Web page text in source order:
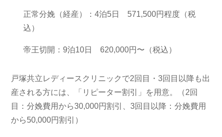
正常分娩（経産）：4泊5日 571,500円程度（税
込）
帝王切開：9泊10日 620,000円〜（税込）
戸塚共立レディースクリニックで2回目・3回目以降も出
産される方には、「リピーター割引」を用意。（2回
目：分娩費用から30,000円割引、3回目以降：分娩費用
から50,000円割引）